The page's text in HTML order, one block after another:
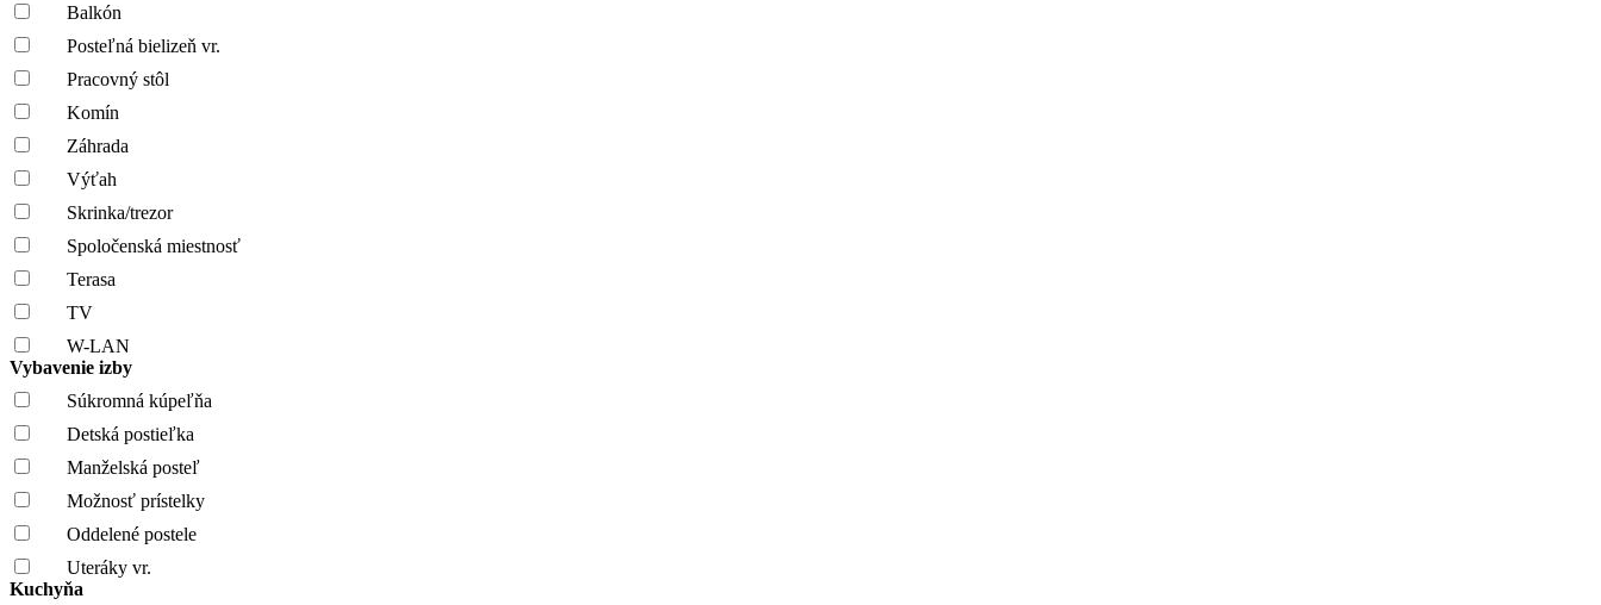
Balkón
Posteľná bielizeň vr.
Pracovný stôl
Komín
Záhrada
Výťah
Skrinka/trezor
Spoločenská miestnosť
Terasa
TV
W-LAN
Vybavenie izby
Súkromná kúpeľňa
Detská postieľka
Manželská posteľ
Možnosť prístelky
Oddelené postele
Uteráky vr.
Kuchyňa